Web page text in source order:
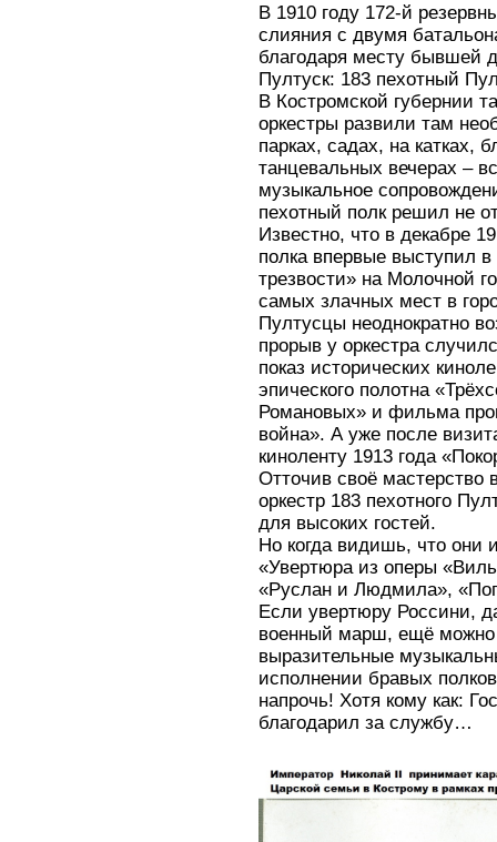
В 1910 году 172-й
слияния с двумя
благодаря месту бывшей
Пултуск: 183 пехотный
В Костромской губернии
оркестры развили там
парках, садах, на катках,
танцевальных вечерах –
музыкальное
пехотный полк решил не
Известно, что в декабре
полка впервые выступил
трезвости» на Молочной
самых злачных мест в
Пултусцы неоднократно
прорыв у оркестра
показ исторических
эпического полотна
Романовых» и фильма
война». А уже после
киноленту 1913 года
Отточив своё мастерство
оркестр 183 пехотного
для высоких гостей.
Но когда видишь, что они
«Увертюра из оперы
«Руслан и Людмила»,
Если увертюру Россини,
военный марш, ещё можно
выразительные
исполнении бравых
напрочь! Хотя кому как:
благодарил за службу…